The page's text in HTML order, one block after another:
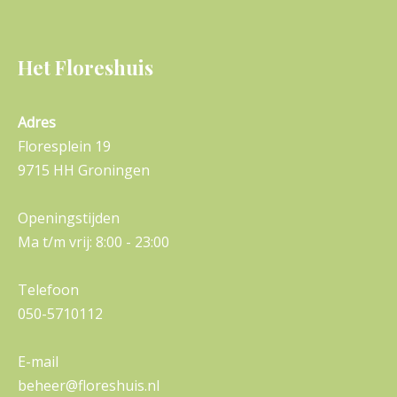
Het Floreshuis
Adres
Floresplein 19
9715 HH Groningen
Openingstijden
Ma t/m vrij: 8:00 - 23:00
Telefoon
050-5710112
E-mail
beheer@floreshuis.nl